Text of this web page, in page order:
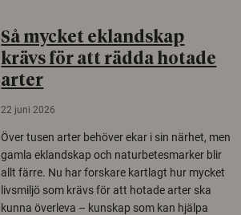
Så mycket eklandskap
krävs för att rädda hotade
arter
22 juni 2026
Över tusen arter behöver ekar i sin närhet, men
gamla eklandskap och naturbetesmarker blir
allt färre. Nu har forskare kartlagt hur mycket
livsmiljö som krävs för att hotade arter ska
kunna överleva – kunskap som kan hjälpa